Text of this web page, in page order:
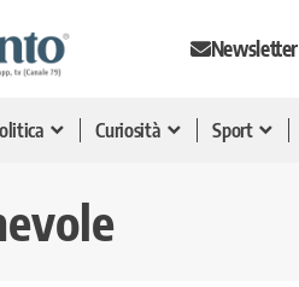
Newsletter
Curiosità Sport